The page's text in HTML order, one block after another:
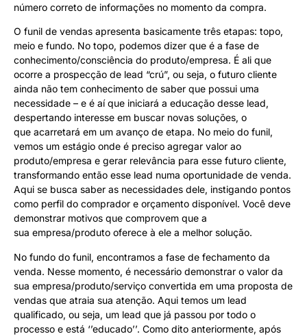
número correto de informações no momento da compra.
O funil de vendas apresenta basicamente três etapas: topo,
meio e fundo. No topo, podemos dizer que é a fase de
conhecimento/consciência do produto/empresa. É ali que
ocorre a prospecção de lead “crú”, ou seja, o futuro cliente
ainda não tem conhecimento de saber que possui uma
necessidade – e é aí que iniciará a educação desse lead,
despertando interesse em buscar novas soluções, o
que acarretará em um avanço de etapa. No meio do funil,
vemos um estágio onde é preciso agregar valor ao
produto/empresa e gerar relevância para esse futuro cliente,
transformando então esse lead numa oportunidade de venda.
Aqui se busca saber as necessidades dele, instigando pontos
como perfil do comprador e orçamento disponível. Você deve
demonstrar motivos que comprovem que a
sua empresa/produto oferece à ele a melhor solução.
No fundo do funil, encontramos a fase de fechamento da
venda. Nesse momento, é necessário demonstrar o valor da
sua empresa/produto/serviço convertida em uma proposta de
vendas que atraia sua atenção. Aqui temos um lead
qualificado, ou seja, um lead que já passou por todo o
processo e está ‘’educado’’. Como dito anteriormente, após